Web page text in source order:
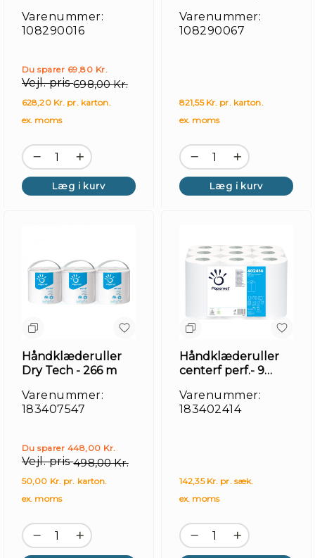
Varenummer:
108290016
Du sparer 69,80 Kr.
Vejl. pris698,00 Kr.
628,20 Kr. pr. karton.
ex. moms
Læg i kurv
Varenummer:
108290067
821,55 Kr. pr. karton.
ex. moms
Læg i kurv
Håndklæderuller
Dry Tech - 266 m
Varenummer:
183407547
Du sparer 448,00 Kr.
Vejl. pris498,00 Kr.
50,00 Kr. pr. karton.
ex. moms
Håndklæderuller
centerf perf.- 9
Varenummer:
183402414
142,35 Kr. pr. sæk.
ex. moms